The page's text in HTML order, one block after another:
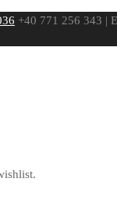
+40 771 256 343 |